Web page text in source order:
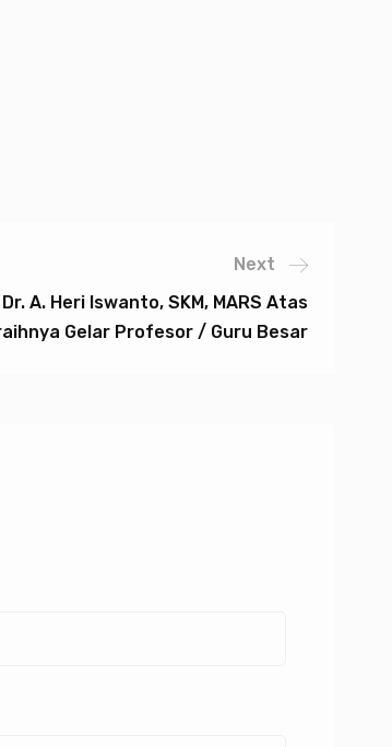
Next
A. Heri Iswanto, SKM, MARS Atas
Gelar Profesor / Guru Besar